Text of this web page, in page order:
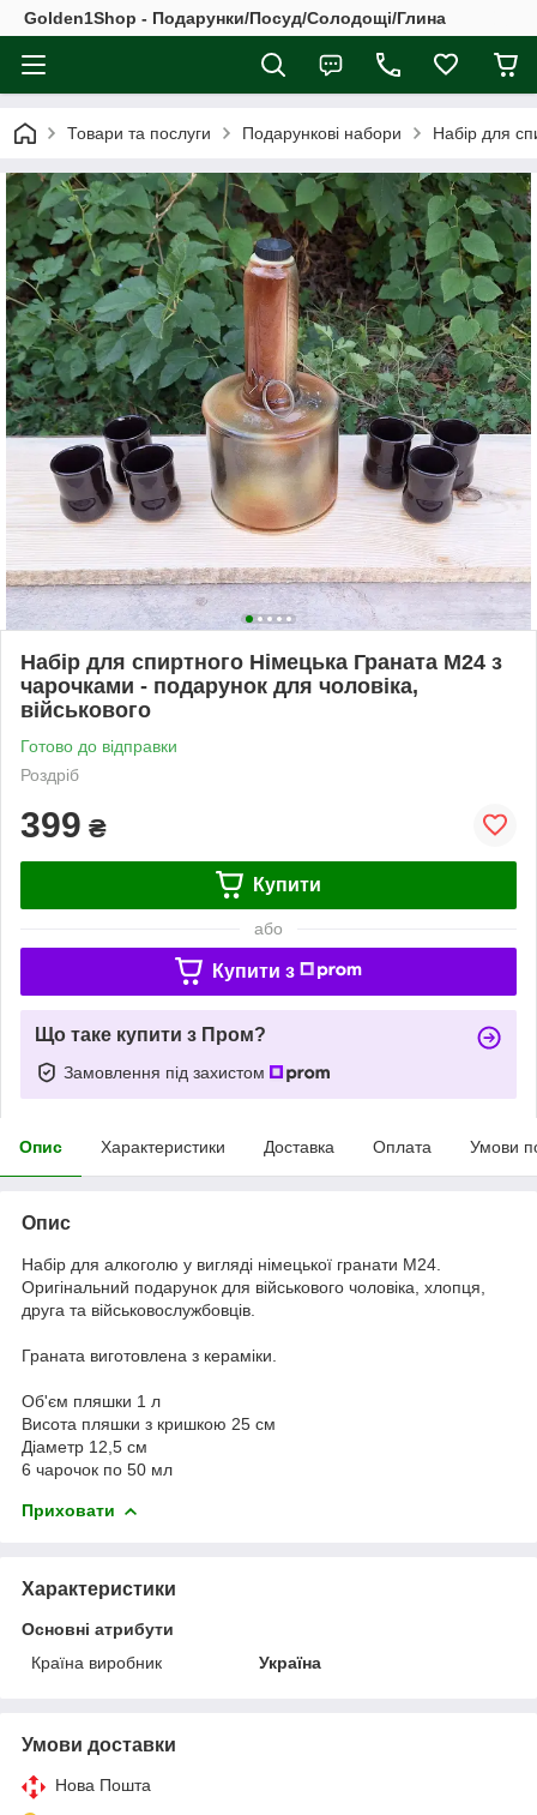
Golden1Shop - Подарунки/Посуд/Солодощі/Глина
Товари та послуги Подарункові набори Набір для
Набір для спиртного Німецька Граната М24 з
чарочками - подарунок для чоловіка,
військового
Готово до відправки
Роздріб
399 ₴
Купити
або
Купити з
Що таке купити з Пром?
Замовлення під захистом
Опис Характеристики Доставка Оплата Умови
Опис
Набір для алкоголю у вигляді німецької гранати М24.
Оригінальний подарунок для військового чоловіка, хлопця,
друга та військовослужбовців.
Граната виготовлена ​​з кераміки.
Об'єм пляшки 1 л
Висота пляшки з кришкою 25 см
Діаметр 12,5 см
6 чарочок по 50 мл
Приховати
Характеристики
Основні атрибути
Країна виробник
Україна
Умови доставки
Нова Пошта